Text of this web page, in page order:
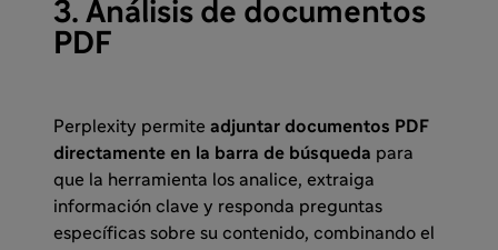
3. Análisis de documentos
PDF
Perplexity permite adjuntar documentos PDF
directamente en la barra de búsqueda para
que la herramienta los analice, extraiga
información clave y responda preguntas
específicas sobre su contenido, combinando el